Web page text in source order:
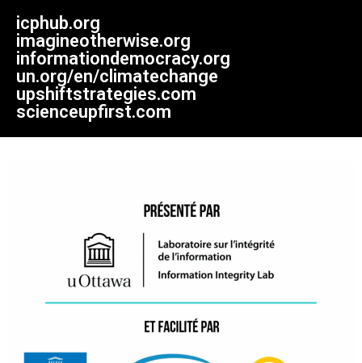
icphub.org
imagineotherwise.org
informationdemocracy.org
un.org/en/climatechange
upshiftstrategies.com
scienceupfirst.com